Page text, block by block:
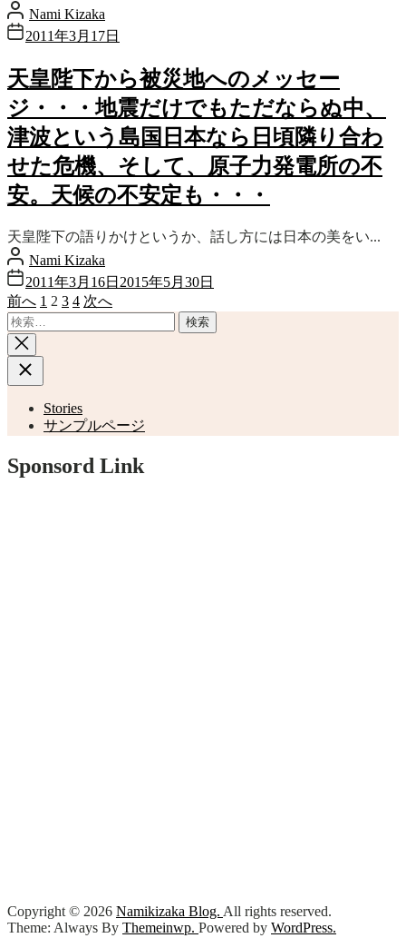
Nami Kizaka
2011年3月17日
天皇陛下から被災地へのメッセー
ジ・・・地震だけでもただならぬ中、
津波という島国日本なら日頃隣り合わ
せた危機、そして、原子力発電所の不
安。天候の不安定も・・・
天皇陛下の語りかけというか、話し方には日本の美をい...
Nami Kizaka
2011年3月16日 2015年5月30日
投
稿
ナ
ビ
シ
前へ 1 2 3 4 次へ
検
索:
Stories
サンプルページ
Sponsord Link
Copyright © 2026 Namikizaka Blog. All rights reserved.
Theme: Always By Themeinwp. Powered by WordPress.